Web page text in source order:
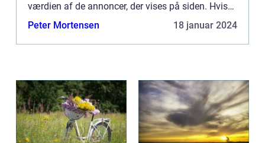
værdien af de annoncer, der vises på siden. Hvis
du ikke ønsker, at der indsamles oplysninger, bør
Peter Mortensen 18 januar 2024